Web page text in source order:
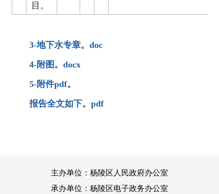
目。
3-地下水专章。doc
4-附图。docx
5-附件pdf。
报告全文如下。pdf
主办单位：杨陵区人民政府办公室
承办单位：杨陵区电子政务办公室